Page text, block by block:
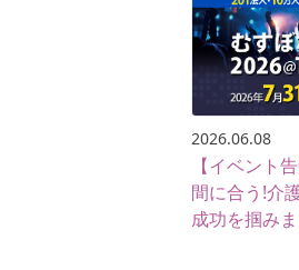
2026.06.08
【イベント
間に合う!介
成功を掴み